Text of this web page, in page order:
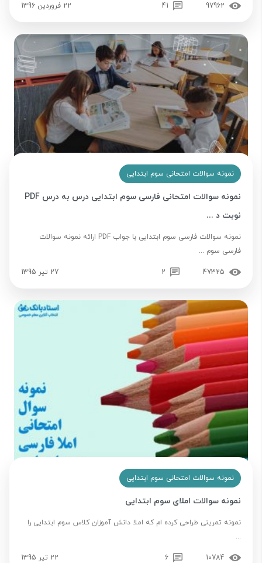
97962
41 22 فروردین 1396
نمونه سوالات امتحانی سوم ابتدایی
نمونه سوالات امتحانی فارسی سوم ابتدایی درس به درس PDF
نوبت د ...
نمونه سوالات فارسی سوم ابتدایی با جواب PDF ارائه نمونه سوالات
فارسی سوم ...
47325
2 27 تیر 1395
نمونه سوالات امتحانی سوم ابتدایی
نمونه سوالات املای سوم ابتدایی
نمونه تمرینی طراحی کرده ام که املا دانش آموزان کلاس سوم ابتدایی را
...
10784
6 22 تیر 1395